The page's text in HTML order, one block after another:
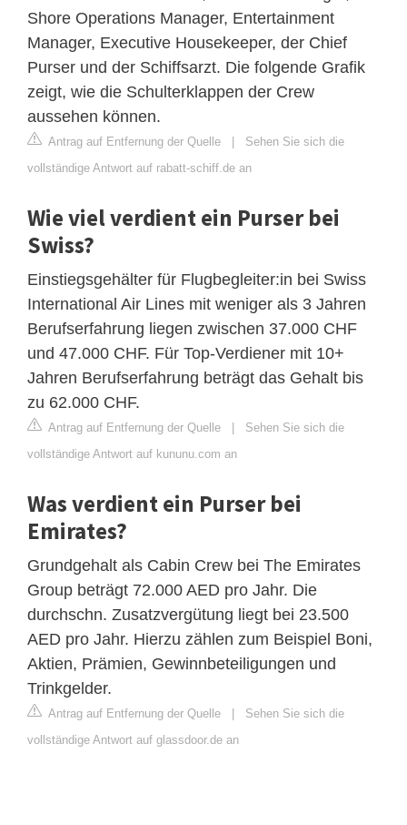
Shore Operations Manager, Entertainment
Manager, Executive Housekeeper, der Chief
Purser und der Schiffsarzt. Die folgende Grafik
zeigt, wie die Schulterklappen der Crew
aussehen können.
Antrag auf Entfernung der Quelle | Sehen Sie sich die
vollständige Antwort auf rabatt-schiff.de an
Wie viel verdient ein Purser bei
Swiss?
Einstiegsgehälter für Flugbegleiter:in bei Swiss
International Air Lines mit weniger als 3 Jahren
Berufserfahrung liegen zwischen 37.000 CHF
und 47.000 CHF. Für Top-Verdiener mit 10+
Jahren Berufserfahrung beträgt das Gehalt bis
zu 62.000 CHF.
Antrag auf Entfernung der Quelle | Sehen Sie sich die
vollständige Antwort auf kununu.com an
Was verdient ein Purser bei
Emirates?
Grundgehalt als Cabin Crew bei The Emirates
Group beträgt 72.000 AED pro Jahr. Die
durchschn. Zusatzvergütung liegt bei 23.500
AED pro Jahr. Hierzu zählen zum Beispiel Boni,
Aktien, Prämien, Gewinnbeteiligungen und
Trinkgelder.
Antrag auf Entfernung der Quelle | Sehen Sie sich die
vollständige Antwort auf glassdoor.de an